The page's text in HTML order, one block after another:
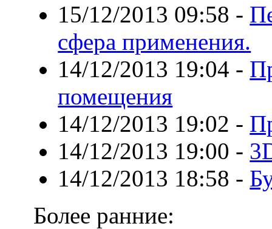
15/12/2013 09:58 -
сфера применения.
14/12/2013 19:04 -
помещения
14/12/2013 19:02 -
14/12/2013 19:00 -
14/12/2013 18:58 -
Более ранние: